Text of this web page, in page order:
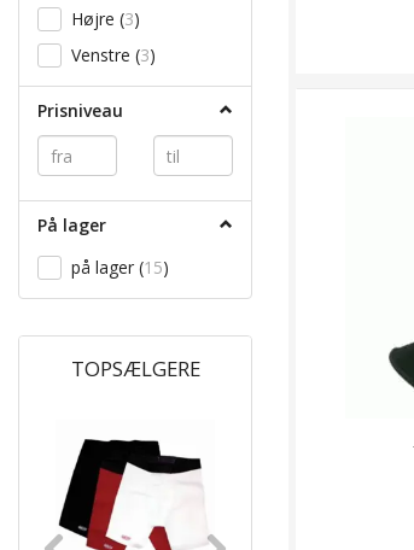
Højre (3)
Venstre (3)
Prisniveau
På lager
på lager (15)
TOPSÆLGERE